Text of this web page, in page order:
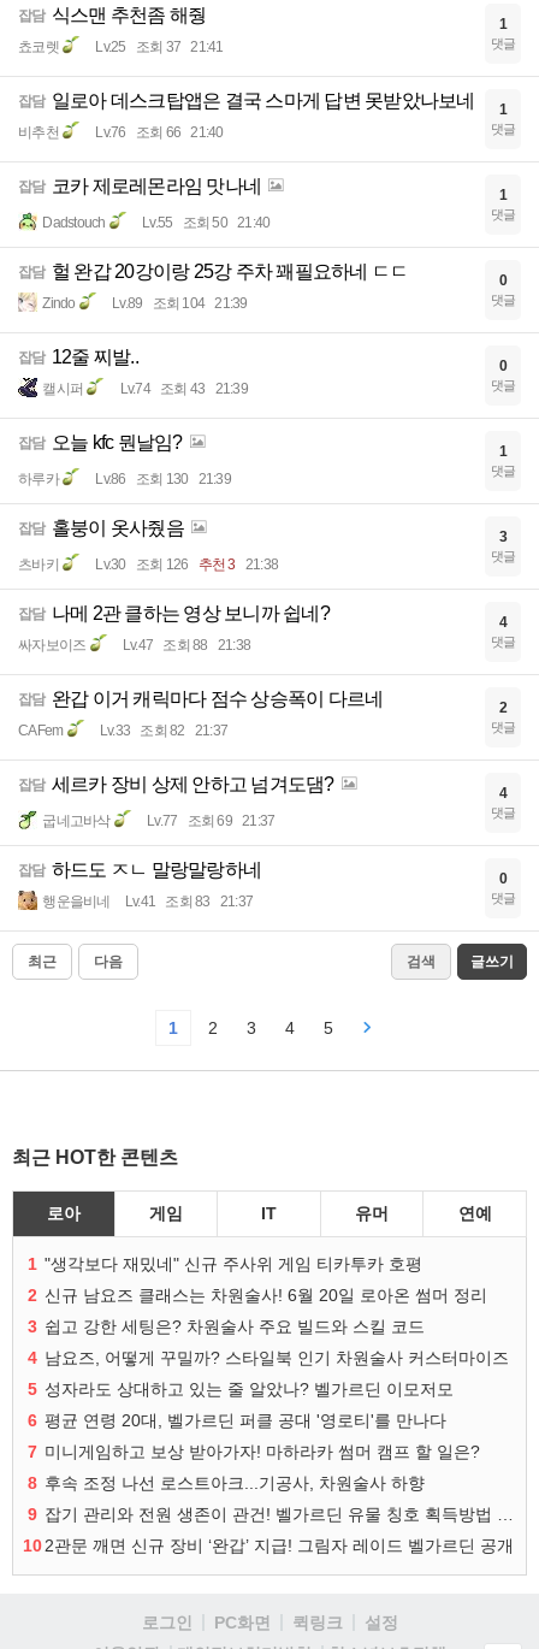
잡담 식스맨 추천좀 해줭
쵸코렛 Lv.25 조회 37 21:41
1
댓글
잡담 일로아 데스크탑앱은 결국 스마게 답변 못받았나보네
비추천 Lv.76 조회 66 21:40
1
댓글
잡담 코카 제로레몬라임 맛나네
Dadstouch Lv.55 조회 50 21:40
1
댓글
잡담 헐 완갑 20강이랑 25강 주차 꽤필요하네 ㄷㄷ
Zindo Lv.89 조회 104 21:39
0
댓글
잡담 12줄 찌발..
캘시퍼 Lv.74 조회 43 21:39
0
댓글
잡담 오늘 kfc 뭔날임?
하루카 Lv.86 조회 130 21:39
1
댓글
잡담 홀붕이 옷사줬음
츠바키 Lv.30 조회 126 추천 3 21:38
3
댓글
잡담 나메 2관 클하는 영상 보니까 쉽네?
싸자보이즈 Lv.47 조회 88 21:38
4
댓글
잡담 완갑 이거 캐릭마다 점수 상승폭이 다르네
CAFem Lv.33 조회 82 21:37
2
댓글
잡담 세르카 장비 상제 안하고 넘겨도댐?
굽네고바삭 Lv.77 조회 69 21:37
4
댓글
잡담 하드도 ㅈㄴ 말랑말랑하네
행운을비네 Lv.41 조회 83 21:37
0
댓글
최근 다음 검색 글쓰기
1 2 3 4 5
최근 HOT한 콘텐츠
로아 게임 IT 유머 연예
1 "생각보다 재밌네" 신규 주사위 게임 티카투카 호평
2 신규 남요즈 클래스는 차원술사! 6월 20일 로아온 썸머 정리
3 쉽고 강한 세팅은? 차원술사 주요 빌드와 스킬 코드
4 남요즈, 어떻게 꾸밀까? 스타일북 인기 차원술사 커스터마이즈
5 성자라도 상대하고 있는 줄 알았나? 벨가르딘 이모저모
6 평균 연령 20대, 벨가르딘 퍼클 공대 '영로티'를 만나다
7 미니게임하고 보상 받아가자! 마하라카 썸머 캠프 할 일은?
8 후속 조정 나선 로스트아크...기공사, 차원술사 하향
9
102관문 깨면 신규 장비 ‘완갑’ 지급! 그림자 레이드 벨가르딘 공개
로그인 PC화면 퀵링크
설정